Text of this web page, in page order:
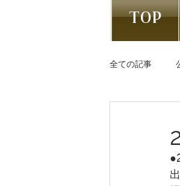
TOP
全ての記事